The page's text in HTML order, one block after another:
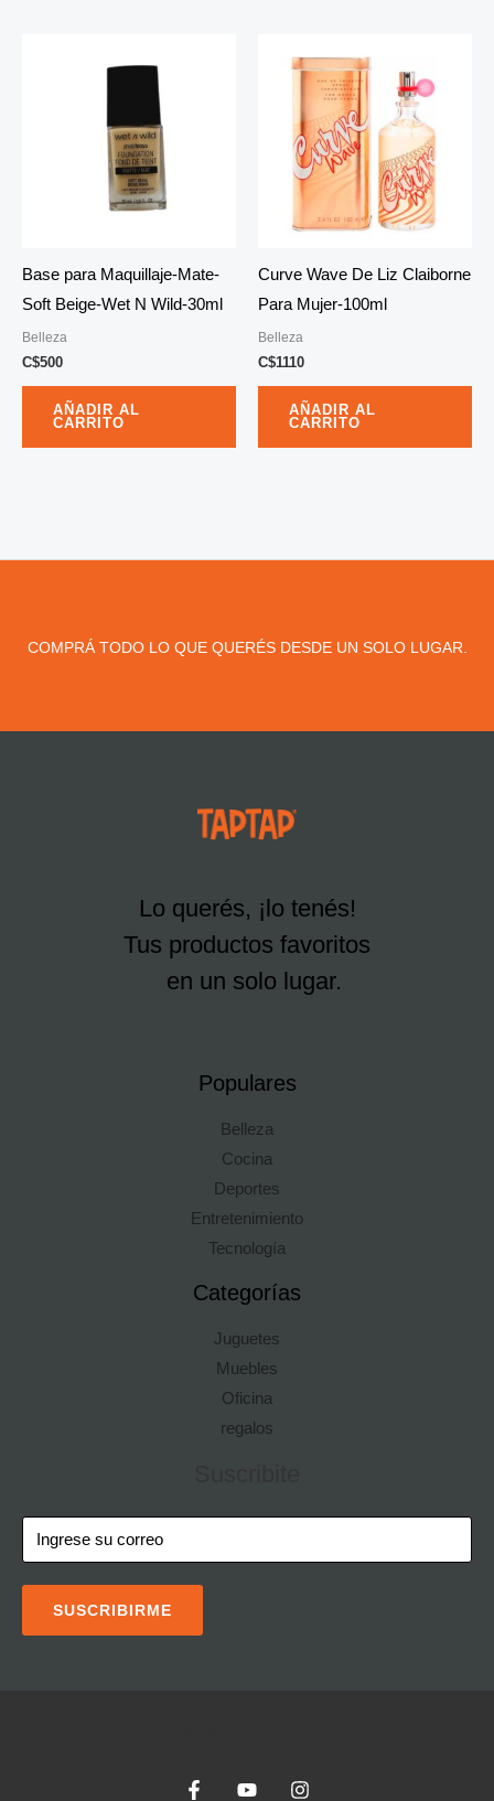
Base para Maquillaje-Mate-
Soft Beige-Wet N Wild-30ml
Belleza
C$500
AÑADIR AL
CARRITO
Curve Wave De Liz Claiborne
Para Mujer-100ml
Belleza
C$1110
AÑADIR AL
CARRITO
COMPRÁ TODO LO QUE QUERÉS DESDE UN SOLO LUGAR.
Lo querés, ¡lo tenés!
Tus productos favoritos
en un solo lugar.
Populares
Belleza
Cocina
Deportes
Entretenimiento
Tecnología
Categorías
Juguetes
Muebles
Oficina
regalos
SUSCRIBIRME